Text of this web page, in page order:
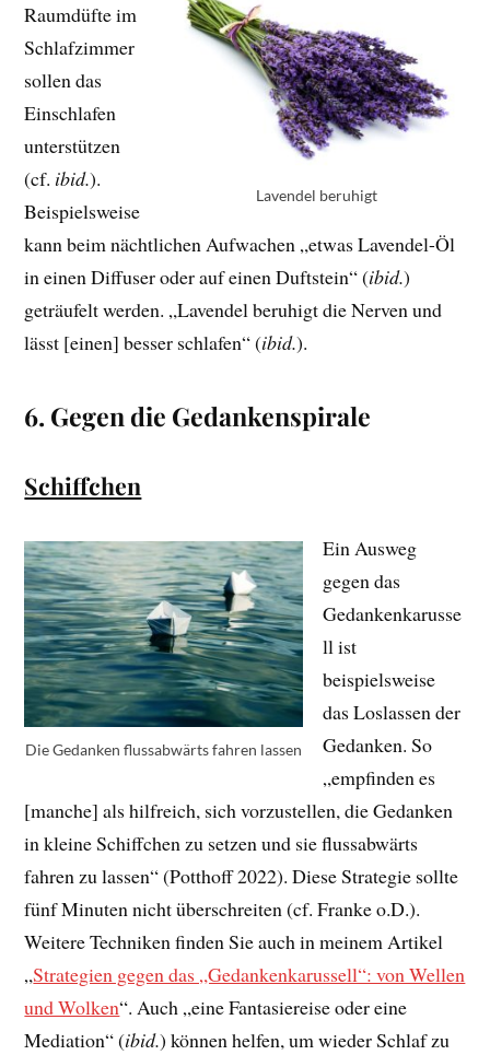
Lavendel beruhigt
Raumdüfte im
Schlafzimmer
sollen das
Einschlafen
unterstützen
(cf. ibid.).
Beispielsweise
kann beim nächtlichen Aufwachen „etwas Lavendel-Öl
in einen Diffuser oder auf einen Duftstein“ (ibid.)
geträufelt werden. „Lavendel beruhigt die Nerven und
lässt [einen] besser schlafen“ (ibid.).
6. Gegen die Gedankenspirale
Schiffchen
Die Gedanken flussabwärts fahren lassen
Ein Ausweg
gegen das
Gedankenkarusse
ll ist
beispielsweise
das Loslassen der
Gedanken. So
„empfinden es
[manche] als hilfreich, sich vorzustellen, die Gedanken
in kleine Schiffchen zu setzen und sie flussabwärts
fahren zu lassen“ (Potthoff 2022). Diese Strategie sollte
fünf Minuten nicht überschreiten (cf. Franke o.D.).
Weitere Techniken finden Sie auch in meinem Artikel
„Strategien gegen das „Gedankenkarussell“: von Wellen
und Wolken“. Auch „eine Fantasiereise oder eine
Mediation“ (ibid.) können helfen, um wieder Schlaf zu